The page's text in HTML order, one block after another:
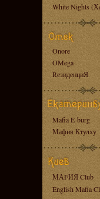
White Nights
Onore
OMega
RезиденциЯ
Mafia E-burg
Мафия Ктулху
МАFИЯ Club
English Mafia